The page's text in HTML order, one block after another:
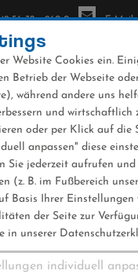
56 32 - 960-0 E-Mail:
24.01.2019
Website Cookies ein.
Betrieb der Webseite
während andere uns
und wirtschaftlich
oder per Klick auf die
anpassen" diese
Sie jederzeit aufrufen und
(z. B. im Fußbereich
Basis Ihrer
der Seite zur
in unserer
individuell